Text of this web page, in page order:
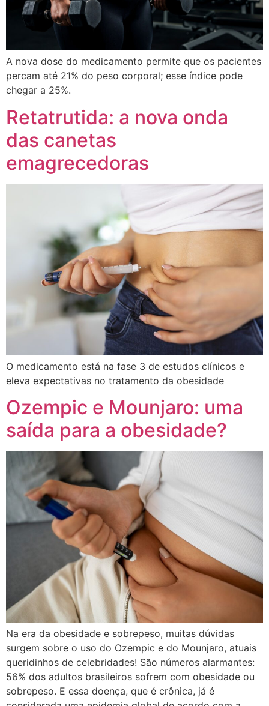
A nova dose do medicamento permite que os pacientes
percam até 21% do peso corporal; esse índice pode
chegar a 25%.
Retatrutida: a nova onda
das canetas
emagrecedoras
O medicamento está na fase 3 de estudos clínicos e
eleva expectativas no tratamento da obesidade
Ozempic e Mounjaro: uma
saída para a obesidade?
Na era da obesidade e sobrepeso, muitas dúvidas
surgem sobre o uso do Ozempic e do Mounjaro, atuais
queridinhos de celebridades! São números alarmantes:
56% dos adultos brasileiros sofrem com obesidade ou
sobrepeso. E essa doença, que é crônica, já é